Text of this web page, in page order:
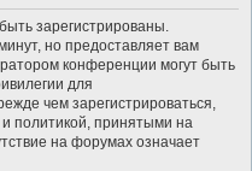
зарегистрированы.
но предоставляет вам
конференции могут быть
для
чем зарегистрироваться,
политикой, принятыми на
на форумах означает